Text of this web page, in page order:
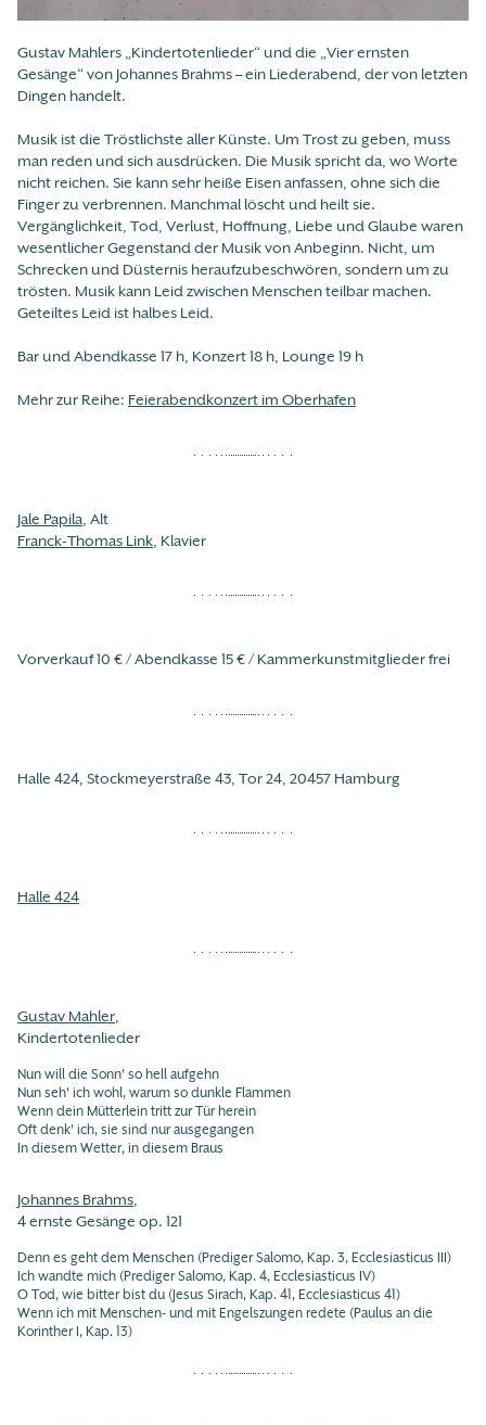
Gustav Mahlers „Kindertotenlieder“ und die „Vier ernsten
Gesänge“ von Johannes Brahms – ein Liederabend, der von letzten
Dingen handelt.
Musik ist die Tröstlichste aller Künste. Um Trost zu geben, muss
man reden und sich ausdrücken. Die Musik spricht da, wo Worte
nicht reichen. Sie kann sehr heiße Eisen anfassen, ohne sich die
Finger zu verbrennen. Manchmal löscht und heilt sie.
Vergänglichkeit, Tod, Verlust, Hoffnung, Liebe und Glaube waren
wesentlicher Gegenstand der Musik von Anbeginn. Nicht, um
Schrecken und Düsternis heraufzubeschwören, sondern um zu
trösten. Musik kann Leid zwischen Menschen teilbar machen.
Geteiltes Leid ist halbes Leid.
Bar und Abendkasse 17 h, Konzert 18 h, Lounge 19 h
Mehr zur Reihe: Feierabendkonzert im Oberhafen
Jale Papila, Alt
Franck-Thomas Link, Klavier
Vorverkauf 10 € / Abendkasse 15 € / Kammerkunstmitglieder frei
Halle 424, Stockmeyerstraße 43, Tor 24, 20457 Hamburg
Halle 424
Gustav Mahler,
Kindertotenlieder
Nun will die Sonn' so hell aufgehn
Nun seh' ich wohl, warum so dunkle Flammen
Wenn dein Mütterlein tritt zur Tür herein
Oft denk' ich, sie sind nur ausgegangen
In diesem Wetter, in diesem Braus
Johannes Brahms,
4 ernste Gesänge op. 121
Denn es geht dem Menschen (Prediger Salomo, Kap. 3, Ecclesiasticus III)
Ich wandte mich (Prediger Salomo, Kap. 4, Ecclesiasticus IV)
O Tod, wie bitter bist du (Jesus Sirach, Kap. 41, Ecclesiasticus 41)
Wenn ich mit Menschen- und mit Engelszungen redete (Paulus an die
Korinther I, Kap. 13)